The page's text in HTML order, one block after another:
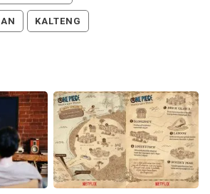
KALTENG